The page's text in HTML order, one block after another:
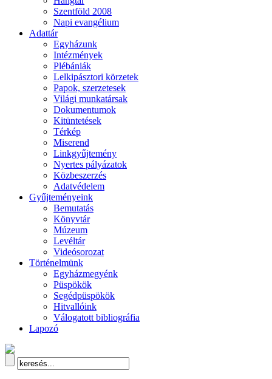
Szentföld 2008
Napi evangélium
Adattár
Egyházunk
Intézmények
Plébániák
Lelkipásztori körzetek
Papok, szerzetesek
Világi munkatársak
Dokumentumok
Kitüntetések
Térkép
Miserend
Linkgyűjtemény
Nyertes pályázatok
Közbeszerzés
Adatvédelem
Gyűjteményeink
Bemutatás
Könyvtár
Múzeum
Levéltár
Videósorozat
Történelmünk
Egyházmegyénk
Püspökök
Segédpüspökök
Hitvallóink
Válogatott bibliográfia
Lapozó